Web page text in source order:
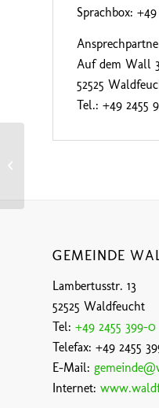
Sprachbox:
Auf dem Wall
52525
Tel.: +49 2455
GEMEINDE
Lambertusstr. 13
52525 Waldfeucht
Tel: +49 2455 399-0
Telefax: +49 2455
E-Mail:
Internet: